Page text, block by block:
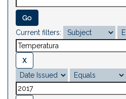
Current filters: